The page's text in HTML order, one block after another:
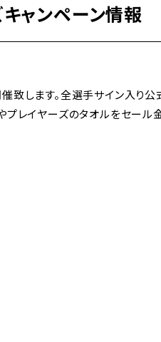
ャンペーン情報
します。全選手サイン入り公
プレイヤーズのタオルをセー